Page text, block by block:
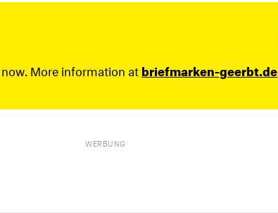
More information atbriefmarken-geerbt.de
WERBUNG